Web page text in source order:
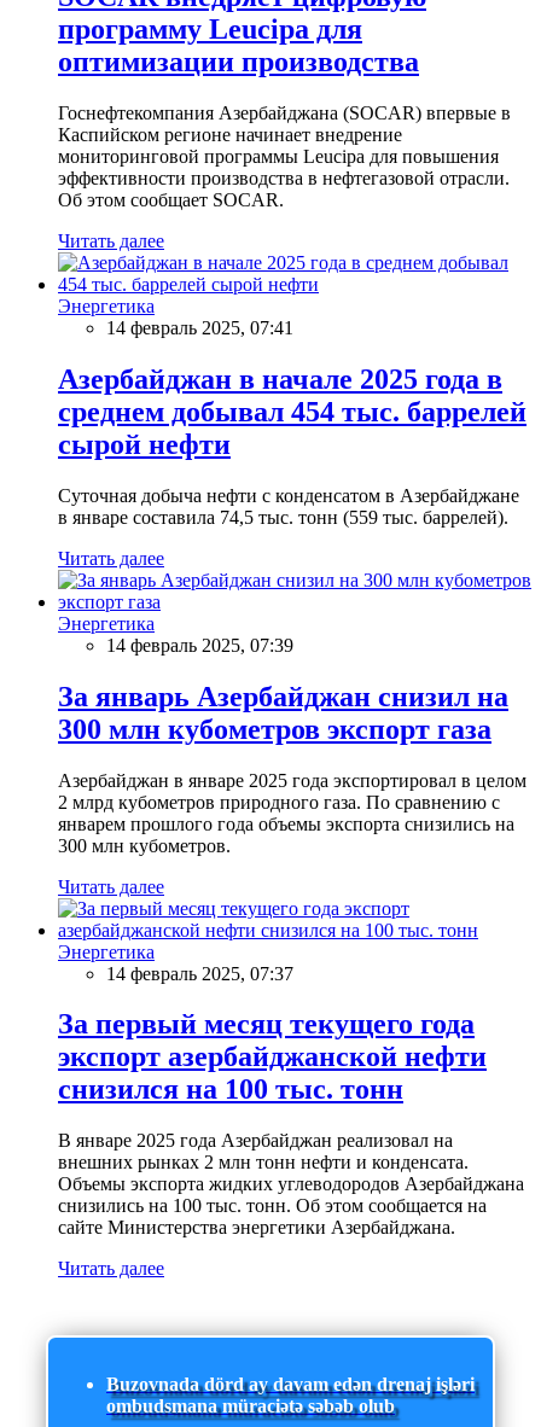
программу Leucipa для
оптимизации производства
Госнефтекомпания Азербайджана (SOCAR) впервые в
Каспийском регионе начинает внедрение
мониторинговой программы Leucipa для повышения
эффективности производства в нефтегазовой отрасли.
Об этом сообщает SOCAR.
Читать далее
Энергетика
14 февраль 2025, 07:41
Азербайджан в начале 2025 года в
среднем добывал 454 тыс. баррелей
сырой нефти
Суточная добыча нефти с конденсатом в Азербайджане
в январе составила 74,5 тыс. тонн (559 тыс. баррелей).
Читать далее
Энергетика
14 февраль 2025, 07:39
За январь Азербайджан снизил на
300 млн кубометров экспорт газа
Азербайджан в январе 2025 года экспортировал в целом
2 млрд кубометров природного газа. По сравнению с
январем прошлого года объемы экспорта снизились на
300 млн кубометров.
Читать далее
Энергетика
14 февраль 2025, 07:37
За первый месяц текущего года
экспорт азербайджанской нефти
снизился на 100 тыс. тонн
В январе 2025 года Азербайджан реализовал на
внешних рынках 2 млн тонн нефти и конденсата.
Объемы экспорта жидких углеводородов Азербайджана
снизились на 100 тыс. тонн. Об этом сообщается на
сайте Министерства энергетики Азербайджана.
Читать далее
Buzovnada dörd ay davam edən drenaj işləri
ombudsmana müraciətə səbəb olub